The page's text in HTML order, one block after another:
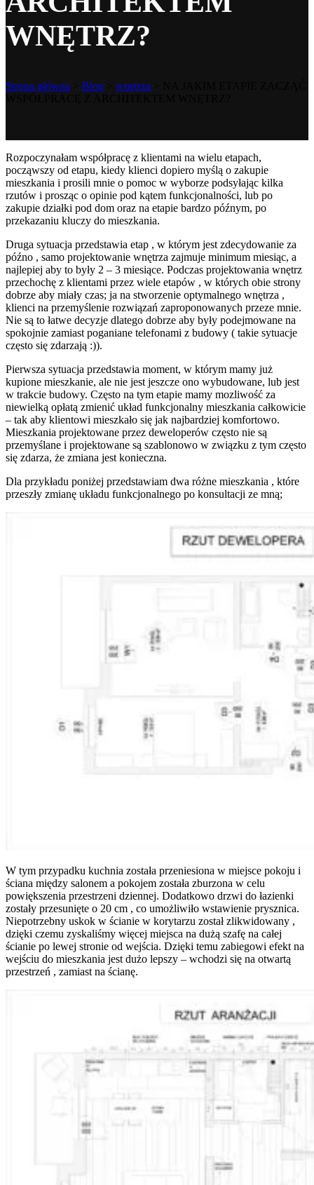
WNĘTRZ?
Strona główna Blog wnętrza
Rozpoczynałam współpracę z klientami na wielu etapach,
począwszy od etapu, kiedy klienci dopiero myślą o zakupie
mieszkania i prosili mnie o pomoc w wyborze podsyłając kilka
rzutów i prosząc o opinie pod kątem funkcjonalności, lub po
zakupie działki pod dom oraz na etapie bardzo późnym, po
przekazaniu kluczy do mieszkania.
Druga sytuacja przedstawia etap , w którym jest zdecydowanie za
późno , samo projektowanie wnętrza zajmuje minimum miesiąc, a
najlepiej aby to były 2 – 3 miesiące. Podczas projektowania wnętrz
przechochę z klientami przez wiele etapów , w których obie strony
dobrze aby miały czas; ja na stworzenie optymalnego wnętrza ,
klienci na przemyślenie rozwiązań zaproponowanych przeze mnie.
Nie są to łatwe decyzje dlatego dobrze aby były podejmowane na
spokojnie zamiast poganiane telefonami z budowy ( takie sytuacje
często się zdarzają :)).
Pierwsza sytuacja przedstawia moment, w którym mamy już
kupione mieszkanie, ale nie jest jeszcze ono wybudowane, lub jest
w trakcie budowy. Często na tym etapie mamy mozliwość za
niewielką opłatą zmienić układ funkcjonalny mieszkania całkowicie
– tak aby klientowi mieszkało się jak najbardziej komfortowo.
Mieszkania projektowane przez deweloperów często nie są
przemyślane i projektowane są szablonowo w związku z tym często
się zdarza, że zmiana jest konieczna.
Dla przykładu poniżej przedstawiam dwa różne mieszkania , które
przeszły zmianę układu funkcjonalnego po konsultacji ze mną;
W tym przypadku kuchnia została przeniesiona w miejsce pokoju i
ściana między salonem a pokojem została zburzona w celu
powiększenia przestrzeni dziennej. Dodatkowo drzwi do łazienki
zostały przesunięte o 20 cm , co umożliwiło wstawienie prysznica.
Niepotrzebny uskok w ścianie w korytarzu został zlikwidowany ,
dzięki czemu zyskaliśmy więcej miejsca na dużą szafę na całej
ścianie po lewej stronie od wejścia. Dzięki temu zabiegowi efekt na
wejściu do mieszkania jest dużo lepszy – wchodzi się na otwartą
przestrzeń , zamiast na ścianę.